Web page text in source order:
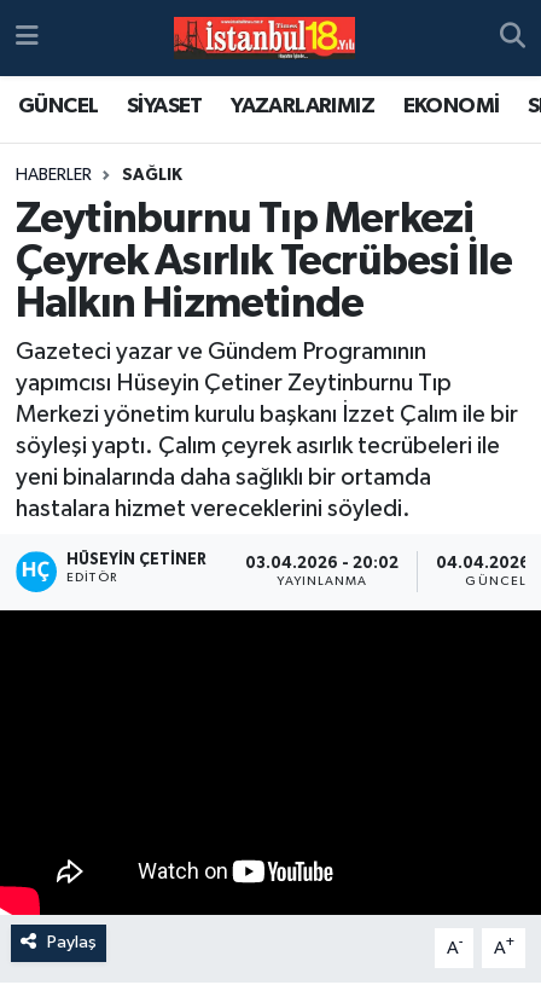
GÜNCEL SİYASET YAZARLARIMIZ EKONOMİ
HABERLER SAĞLIK
Zeytinburnu Tıp Merkezi
Çeyrek Asırlık Tecrübesi İle
Halkın Hizmetinde
Gazeteci yazar ve Gündem Programının
yapımcısı Hüseyin Çetiner Zeytinburnu Tıp
Merkezi yönetim kurulu başkanı İzzet Çalım ile bir
söyleşi yaptı. Çalım çeyrek asırlık tecrübeleri ile
yeni binalarında daha sağlıklı bir ortamda
hastalara hizmet vereceklerini söyledi.
HÜSEYIN ÇETINER
EDITÖR
03.04.2026 - 20:02
YAYINLANMA
04.04.2026
Paylaş A- A+